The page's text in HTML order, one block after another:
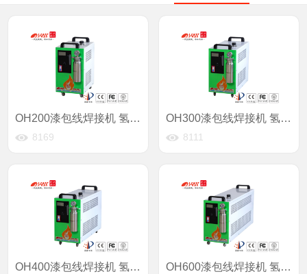
OH200漆包线焊接机 氢氧水焊机
8169
OH300漆包线焊接机 氢氧水焊机
8111
OH400漆包线焊接机 氢氧水焊机 OH600漆包线焊接机 氢氧水焊机